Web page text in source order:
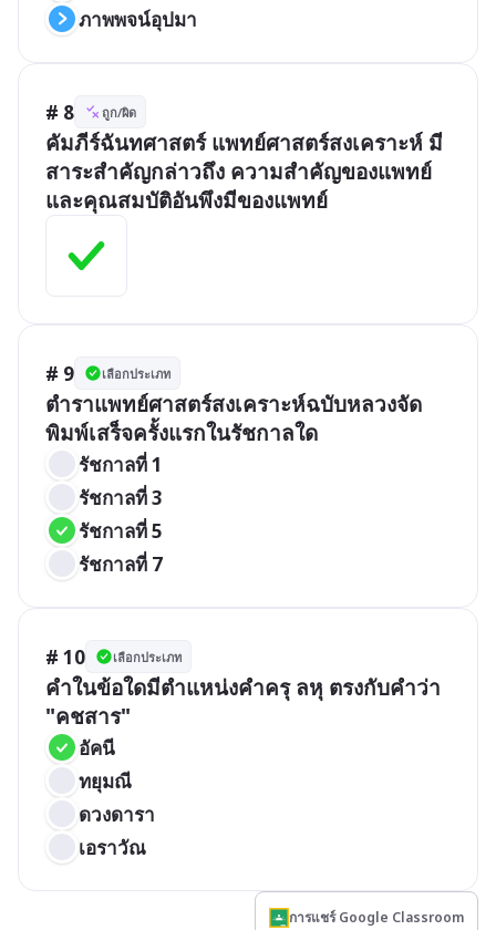
ภาพพจน์อุปมา
# 8 ถูก/ผิด
คัมภีร์ฉันทศาสตร์ แพทย์ศาสตร์สงเคราะห์ มี
สาระสำคัญกล่าวถึง ความสำคัญของแพทย์
และคุณสมบัติอันพึงมีของแพทย์
# 9 เลือกประเภท
ตำราแพทย์ศาสตร์สงเคราะห์ฉบับหลวงจัด
พิมพ์เสร็จครั้งแรกในรัชกาลใด
รัชกาลที่ 1
รัชกาลที่ 3
รัชกาลที่ 5
รัชกาลที่ 7
# 10 เลือกประเภท
คำในข้อใดมีตำแหน่งคำครุ ลหุ ตรงกับคำว่า
"คชสาร"
อัคนี
ทยุมณี
ดวงดารา
เอราวัณ
การแชร์ Google Classroom